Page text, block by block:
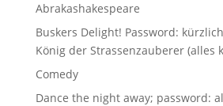
Abrakashakespeare
Buskers Delight! Password:
König der Strassenzauberer (alles
Comedy
Dance the night away; password: